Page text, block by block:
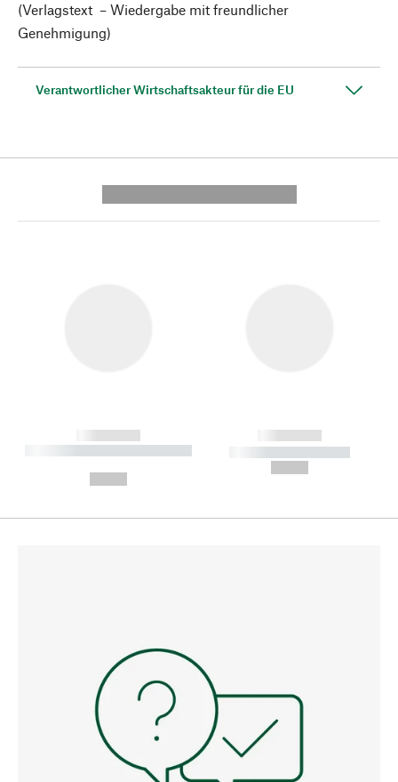
(Verlagstext – Wiedergabe mit freundlicher
Genehmigung)
Verantwortlicher Wirtschaftsakteur für die EU
------------
----------- ----------- --------
------------
----------- -----------